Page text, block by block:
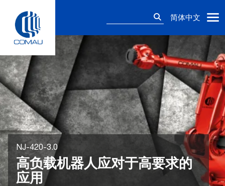
content
简体中文
NJ-420-3.0
高负载机器人应对于高要求的
应用